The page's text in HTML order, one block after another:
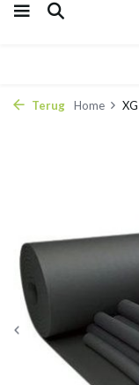
Terug Home